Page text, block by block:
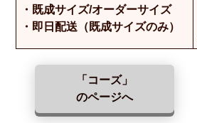
・既成サイズ/オーダーサイズ
・即日配送（既成サイズのみ）
「コーズ」
のページへ